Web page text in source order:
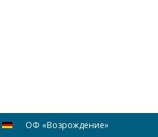
ОФ «Возрождение»